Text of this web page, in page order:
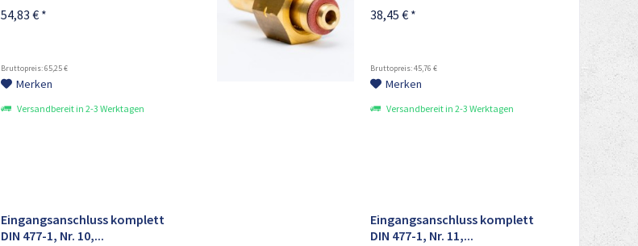
DIN 477-1, FA 14, M 19x1,5 LH
DIN 477-1, FA 50 G 5/8" RH (Schraube, lang)
DIN 477-5, FA 59 W 30x2 RH
aus: 1x Anschlussbolzen M16x1,5RHaf,
54,83 € *
Bruttopreis: 65,25 €
Merken
Versandbereit in 2-3 Werktagen
Sinterfilter, 1x Filterschraube, 1x
38,45 € *
Bruttopreis: 45,76 €
Merken
Versandbereit in 2-3 Werktagen
Eingangsanschluss komplett
DIN 477-1, Nr. 10,...
Eingangsanschluss komplett
DIN 477-1, Nr. 11,...